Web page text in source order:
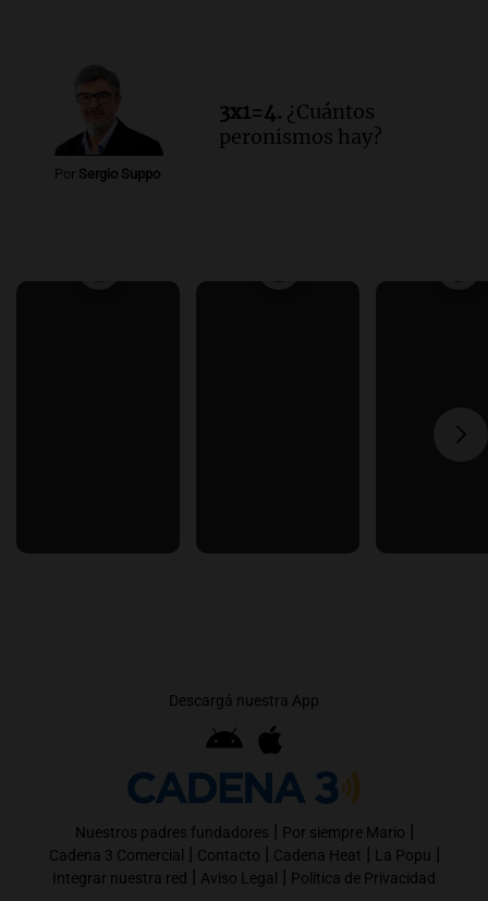
Por Sergio Suppo
3x1=4. ¿Cuántos
peronismos hay?
Descargá nuestra App
Nuestros padres fundadores | Por siempre Mario |
Cadena 3 Comercial | Contacto | Cadena Heat | La Popu |
Integrar nuestra red | Aviso Legal | Política de Privacidad